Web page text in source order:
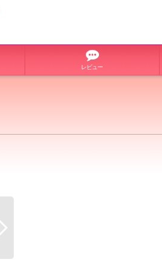
レビュー